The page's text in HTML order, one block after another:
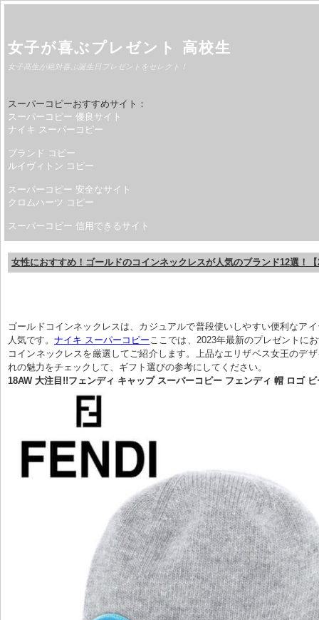
女子が喜ぶプレゼント 高校生
女子高生が絶対喜ぶ誕生日プレゼントをセレクト！
スーパーコピーおすすめサイト：
スーパーコピー 優良サイト
ナイキ スーパーコピー
ブランド コピー
ルイヴィトン コピー
スーパーコピー 安全なサイト
クロムハーツ コピー
スーパーコピー 信用できるサイト
女性におすすめ！ゴールドのコインネックレスが人気のブランド12選！
ゴールドコインネックレスは、カジュアルで普段使いしやすい便利なア
人気です。ナイキ スーパーコピー ここでは、2023年最新のプレゼントに
コインネックレスを厳選してご紹介します。上品なエリザベス女王のデ
れの魅力をチェックして、ギフト選びの参考にしてください。
18AW 大注目!!フェンディ キャップ スーパーコピー フェンディ 帽 ロゴ ビ